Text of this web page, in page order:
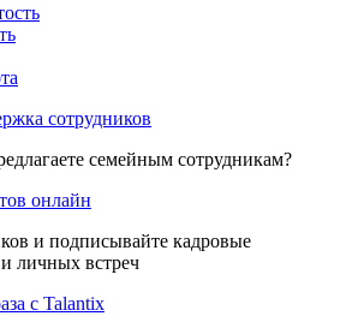
сотрудников
семейным сотрудникам?
онлайн
и подписывайте кадровые
личных встреч
с Talantix